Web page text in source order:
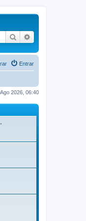
Pesquisar
Entrar
2026, 06:40